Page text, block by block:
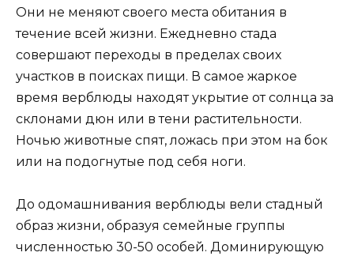
Они не меняют своего места обитания в
течение всей жизни. Ежедневно стада
совершают переходы в пределах своих
участков в поисках пищи. В самое жаркое
время верблюды находят укрытие от солнца за
склонами дюн или в тени растительности.
Ночью животные спят, ложась при этом на бок
или на подогнутые под себя ноги.
До одомашнивания верблюды вели стадный
образ жизни, образуя семейные группы
численностью 30-50 особей. Доминирующую